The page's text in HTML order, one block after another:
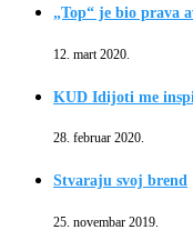
„Top“ je bio prava
12. mart 2020.
KUD Idijoti me
28. februar 2020.
Stvaraju svoj brend
25. novembar 2019.